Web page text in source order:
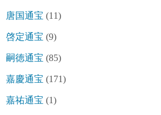
唐国通宝 (11)
啓定通宝 (9)
嗣徳通宝 (85)
嘉慶通宝 (171)
嘉祐通宝 (1)